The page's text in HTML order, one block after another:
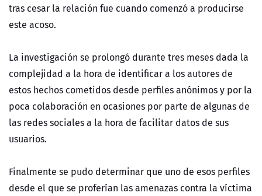
tras cesar la relación fue cuando comenzó a producirse
este acoso.
La investigación se prolongó durante tres meses dada la
complejidad a la hora de identificar a los autores de
estos hechos cometidos desde perfiles anónimos y por la
poca colaboración en ocasiones por parte de algunas de
las redes sociales a la hora de facilitar datos de sus
usuarios.
Finalmente se pudo determinar que uno de esos perfiles
desde el que se proferían las amenazas contra la víctima